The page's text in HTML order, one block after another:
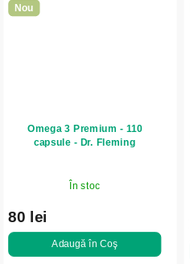
Nou
Omega 3 Premium - 110
capsule - Dr. Fleming
În stoc
80 lei
Adaugă în Coş